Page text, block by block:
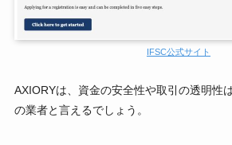
IFSC公式サイト
AXIORYは、資金の安全性や取引の透明性
の業者と言えるでしょう。